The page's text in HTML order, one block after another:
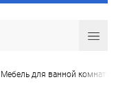
Мебель для ванной комнаты